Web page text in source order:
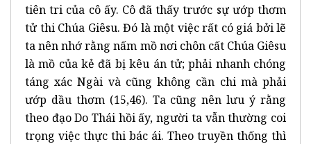
tiên tri của cô ấy. Cô đã thấy trước sự ướp thơm
tử thi Chúa Giêsu. Đó là một việc rất có giá bởi lẽ
ta nên nhớ rằng nấm mồ nơi chôn cất Chúa Giêsu
là mồ của kẻ đã bị kêu án tử; phải nhanh chóng
táng xác Ngài và cũng không cần chi mà phải
ướp dầu thơm (15,46). Ta cũng nên lưu ý rằng
theo đạo Do Thái hồi ấy, người ta vẫn thường coi
trọng việc thực thi bác ái. Theo truyền thống thì